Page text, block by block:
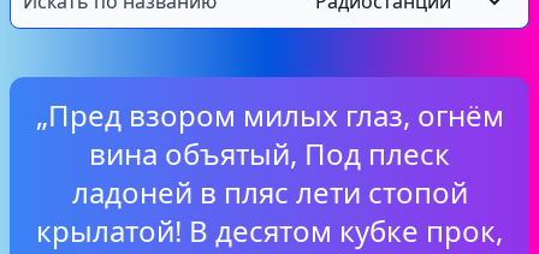
„Пред взором милых глаз, огнём
вина объятый, Под плеск
ладоней в пляс лети стопой
крылатой! В десятом кубке прок,